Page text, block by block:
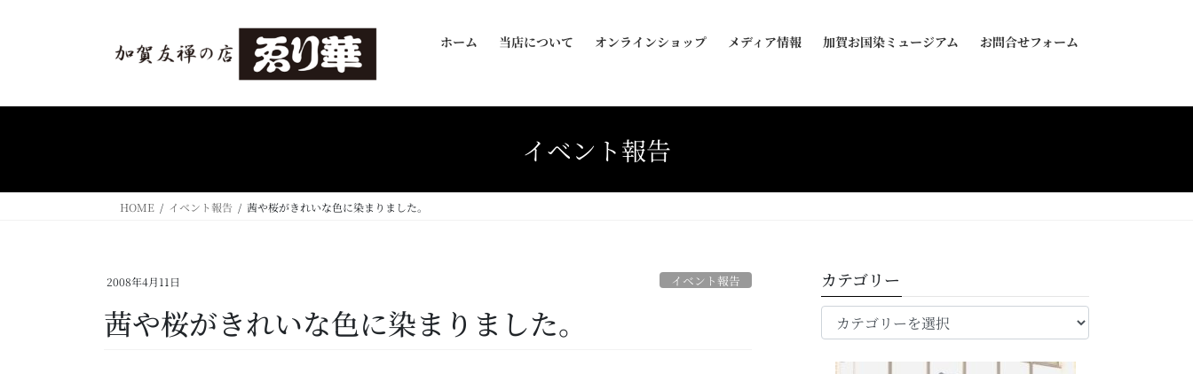
ホーム 当店について オンラインショップ メディア情報 加賀お国染ミュージアム お問合せフォーム
イベント報告
HOME イベント報告 茜や桜がきれいな色に染まりました。
2008年4月11日 イベント報告
茜や桜がきれいな色に染まりました。
カテゴリー
カ
テ